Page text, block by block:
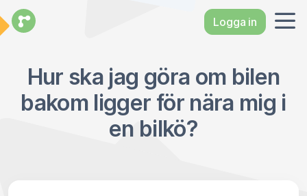
Logga in
Hur ska jag göra om bilen
bakom ligger för nära mig i
en bilkö?